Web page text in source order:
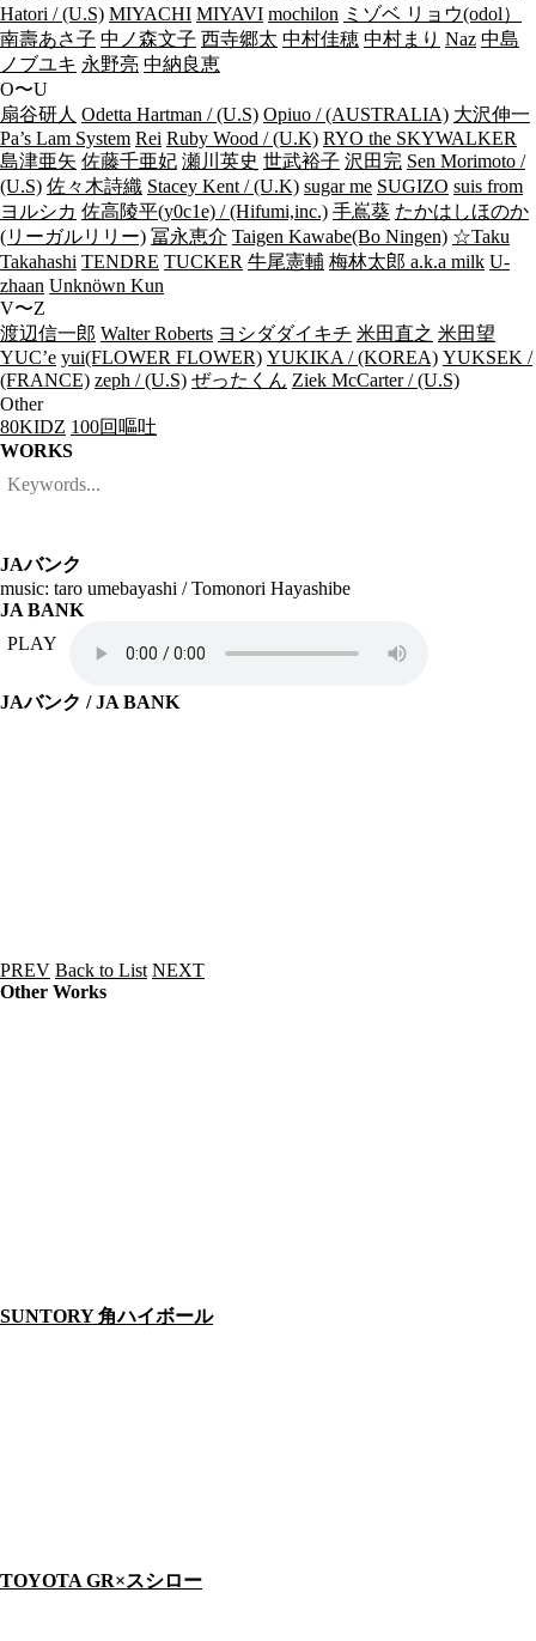
Hatori / (U.S) MIYACHI MIYAVI mochilon ミゾベ リョウ(odol）
南壽あさ子 中ノ森文子 西寺郷太 中村佳穂 中村まり Naz 中島
ノブユキ 永野亮 中納良恵
O〜U
扇谷研人 Odetta Hartman / (U.S) Opiuo / (AUSTRALIA) 大沢伸一
Pa’s Lam System Rei Ruby Wood / (U.K) RYO the SKYWALKER
島津亜矢 佐藤千亜妃 瀬川英史 世武裕子 沢田完 Sen Morimoto /
(U.S) 佐々木詩織 Stacey Kent / (U.K) sugar me SUGIZO suis from
ヨルシカ 佐高陵平(y0c1e) / (Hifumi,inc.) 手嶌葵 たかはしほのか
(リーガルリリー) 冨永恵介 Taigen Kawabe(Bo Ningen) ☆Taku
Takahashi TENDRE TUCKER 牛尾憲輔 梅林太郎 a.k.a milk U-
zhaan Unknöwn Kun
V〜Z
渡辺信一郎 Walter Roberts ヨシダダイキチ 米田直之 米田望
YUC’e yui(FLOWER FLOWER) YUKIKA / (KOREA) YUKSEK /
(FRANCE) zeph / (U.S) ぜったくん Ziek McCarter / (U.S)
Other
80KIDZ 100回嘔吐
WORKS
JAバンク
music: taro umebayashi / Tomonori Hayashibe
JA BANK
PLAY
JAバンク / JA BANK
PREV Back to List NEXT
Other Works
SUNTORY 角ハイボール
TOYOTA GR×スシロー